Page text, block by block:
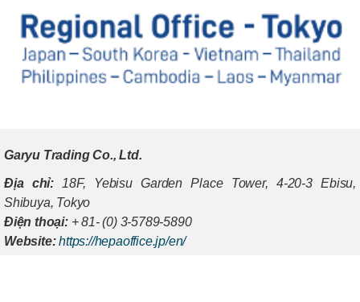
Garyu Trading Co., Ltd.
Địa chỉ: 18F, Yebisu Garden Place Tower, 4-20-3 Ebisu,
Shibuya, Tokyo
Điện thoại:+ 81- (0) 3-5789-5890
Website:https://hepaoffice.jp/en/